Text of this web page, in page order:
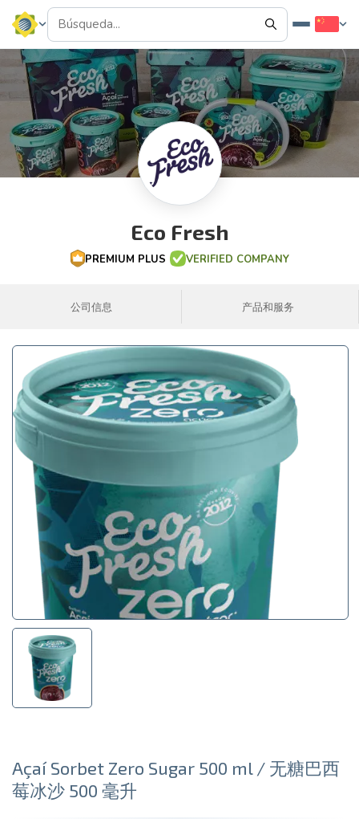
Eco Fresh
PREMIUM PLUS VERIFIED COMPANY
公司信息 产品和服务
Açaí Sorbet Zero Sugar 500 ml / 无糖巴西
莓冰沙 500 毫升